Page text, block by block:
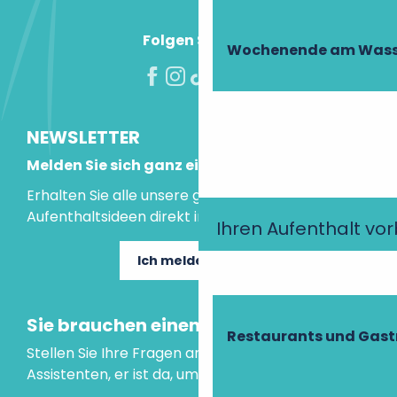
Wochenende am
Ihren Aufenthalt
Restaurants und
Folgen Sie uns!
NEWSLETTER
Melden Sie sich ganz einfach an!
Erhalten Sie alle unsere guten Tipps und
Aufenthaltsideen direkt in Ihre Mailbox.
Ich melde mich an
Sie brauchen einen Rat?
Stellen Sie Ihre Fragen an unseren virtuellen
Assistenten, er ist da, um Ihnen zu helfen.